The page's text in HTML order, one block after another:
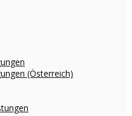
(Österreich)